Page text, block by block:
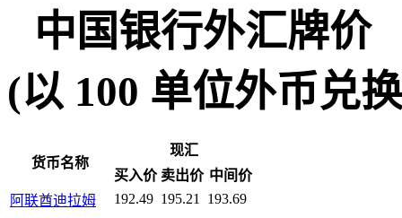
中国银行外汇牌价
(以 100 单位外币兑
货币名称
现汇
买入价 卖出价 中间价
阿联酋迪拉姆
192.49 195.21
193.69